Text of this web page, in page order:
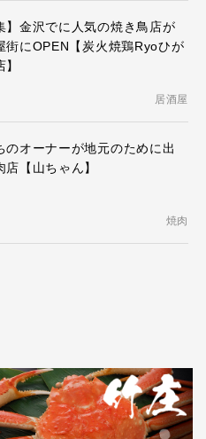
】金沢でに人気の焼き鳥店が
街にOPEN【炭火焼鶏Ryoひが
居酒屋
のオーナーが地元のために出
店【山ちゃん】
焼肉